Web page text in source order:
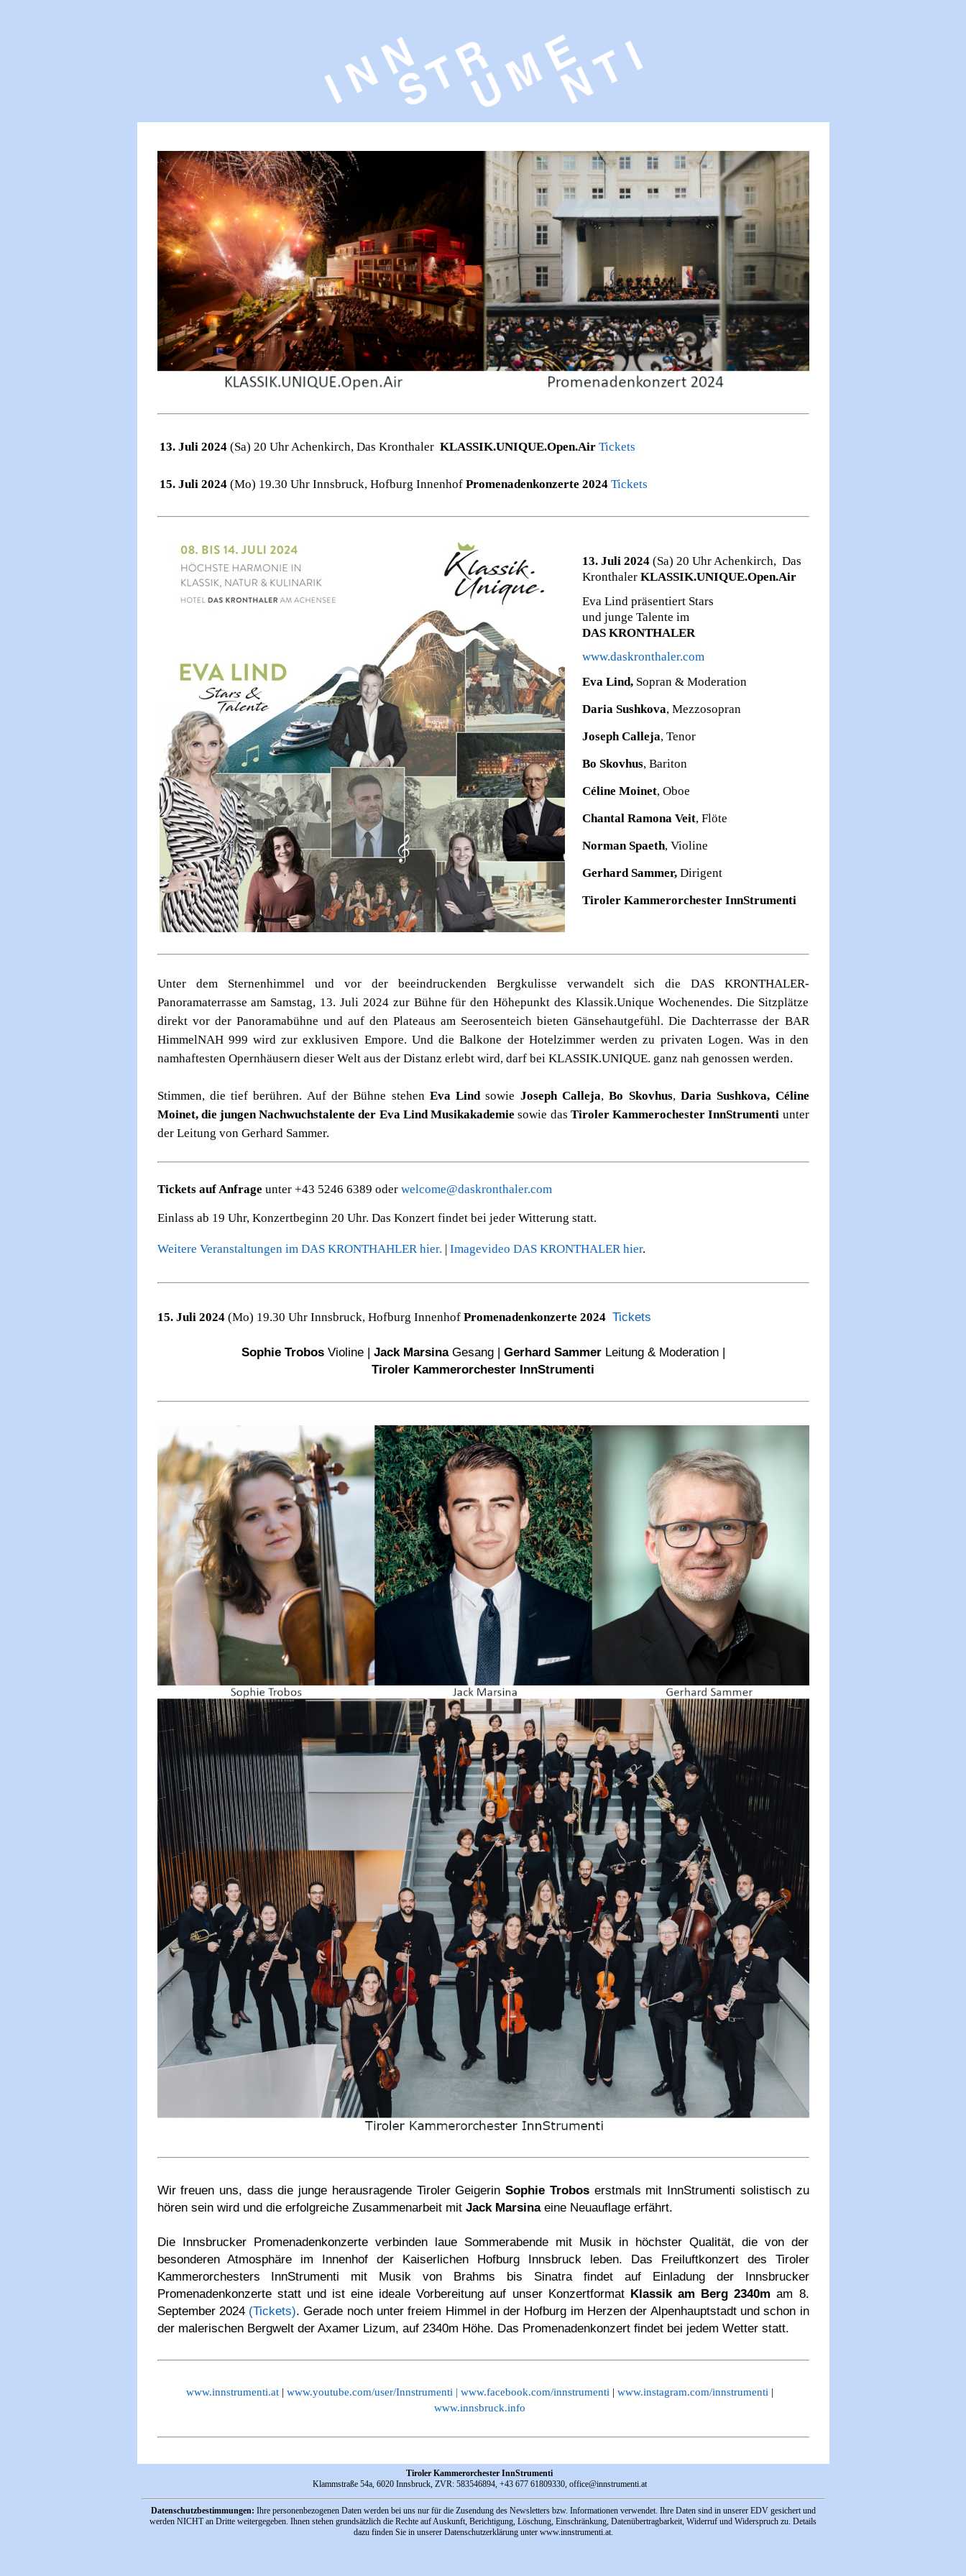
13. Juli 2024 (Sa) 20 Uhr Achenkirch, Das Kronthaler KLASSIK.UNIQUE.Open.Air Tickets
15. Juli 2024 (Mo) 19.30 Uhr Innsbruck, Hofburg InnenhofPromenadenkonzerte 2024 Tickets
13. Juli 2024 (Sa) 20 Uhr Achenkirch, Das
Kronthaler KLASSIK.UNIQUE.Open.Air
Eva Lind präsentiert Stars
und junge Talente im
DAS KRONTHALER
www.daskronthaler.com
Eva Lind,Sopran & Moderation
Daria Sushkova, Mezzosopran
Joseph Calleja, Tenor
Bo Skovhus, Bariton
Céline Moinet, Oboe
Chantal Ramona Veit, Flöte
Norman Spaeth, Violine
Gerhard Sammer, Dirigent
Tiroler Kammerorchester InnStrumenti
Unter dem Sternenhimmel und vor der beeindruckenden Bergkulisse verwandelt sich die DAS KRONTHALER-
Panoramaterrasse am Samstag, 13. Juli 2024 zur Bühne für den Höhepunkt des Klassik.Unique Wochenendes. Die Sitzplätze
direkt vor der Panoramabühne und auf den Plateaus am Seerosenteich bieten Gänsehautgefühl. Die Dachterrasse der BAR
HimmelNAH 999 wird zur exklusiven Empore. Und die Balkone der Hotelzimmer werden zu privaten Logen. Was in den
namhaftesten Opernhäusern dieser Welt aus der Distanz erlebt wird, darf bei KLASSIK.UNIQUE. ganz nah genossen werden.
Stimmen, die tief berühren. Auf der Bühne stehen Eva Lind sowie Joseph Calleja,Bo Skovhus, Daria Sushkova, Céline
Moinet, die jungen Nachwuchstalente der Eva Lind Musikakademie sowie das Tiroler Kammerochester InnStrumenti unter
der Leitung von Gerhard Sammer.
Tickets auf Anfrage unter +43 5246 6389 oder welcome@daskronthaler.com
Einlass ab 19 Uhr, Konzertbeginn 20 Uhr. Das Konzert findet bei jeder Witterung statt.
Weitere Veranstaltungen im DAS KRONTHAHLER hier. | Imagevideo DAS KRONTHALER hier.
15. Juli 2024 (Mo) 19.30 Uhr Innsbruck, Hofburg InnenhofPromenadenkonzerte 2024 Tickets
Sophie TrobosVioline | Jack Marsina Gesang | Gerhard SammerLeitung & Moderation |
Tiroler Kammerorchester InnStrumenti
Wir freuen uns, dass die junge herausragende Tiroler GeigerinSophie Troboserstmals mit InnStrumenti solistisch zu
hören sein wird und die erfolgreiche Zusammenarbeit mit Jack Marsinaeine Neuauflage erfährt.
Die Innsbrucker Promenadenkonzerte verbinden laue Sommerabende mit Musik in höchster Qualität, die von der
besonderen Atmosphäre im Innenhof der Kaiserlichen Hofburg Innsbruck leben. Das Freiluftkonzert des Tiroler
Kammerorchesters InnStrumenti mit Musik von Brahms bis Sinatra findet auf Einladung der Innsbrucker
Promenadenkonzerte statt und ist eine ideale Vorbereitung auf unser Konzertformat Klassik am Berg 2340m am 8.
September 2024 (Tickets). Gerade noch unter freiem Himmel in der Hofburg im Herzen der Alpenhauptstadt und schon in
der malerischen Bergwelt der Axamer Lizum, auf 2340m Höhe. Das Promenadenkonzert findet bei jedem Wetter statt.
www.innstrumenti.at| www.youtube.com/user/Innstrumenti | www.facebook.com/innstrumenti | www.instagram.com/innstrumenti |
www.innsbruck.info
Tiroler Kammerorchester InnStrumenti
Klammstraße 54a, 6020 Innsbruck, ZVR: 583546894, +43 677 61809330, office@innstrumenti.at
Datenschutzbestimmungen: Ihre personenbezogenen Daten werden bei uns nur für die Zusendung des Newsletters bzw. Informationen verwendet. Ihre Daten sind in unserer EDV gesichert und
werden NICHT an Dritte weitergegeben. Ihnen stehen grundsätzlich die Rechte auf Auskunft, Berichtigung, Löschung, Einschränkung, Datenübertragbarkeit, Widerruf und Widerspruch zu. Details
dazu finden Sie in unserer Datenschutzerklärung unterwww.innstrumenti.at.